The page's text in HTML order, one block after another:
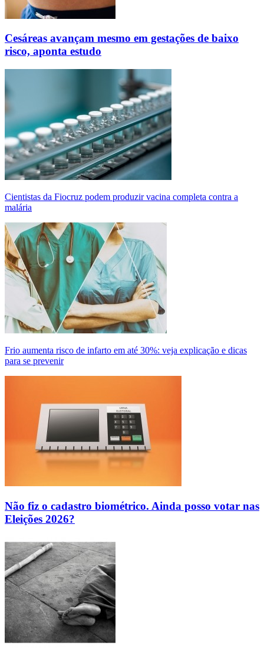
Cesáreas avançam mesmo em gestações de baixo
risco, aponta estudo
Cientistas da Fiocruz podem produzir vacina completa contra a
malária
Frio aumenta risco de infarto em até 30%: veja explicação e dicas
para se prevenir
Não fiz o cadastro biométrico. Ainda posso votar nas
Eleições 2026?